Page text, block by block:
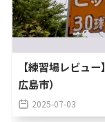
【練習場レビュ
広島市）
2025-07-03